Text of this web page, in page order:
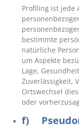
Profiling ist jede
bestimmte
natürliche
um Aspekte
Lage,
Zuverlässigkeit,
Ortswechsel
oder
f)